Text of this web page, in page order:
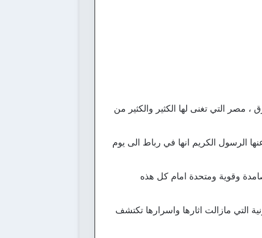
مصر التي تغنى لها الكثير والكثير من
الرسول الكريم انها في رباط الى يوم
صامدة وقوية ومتحدة امام كل هذه
التي مازالت اثارها واسرارها تكتشف